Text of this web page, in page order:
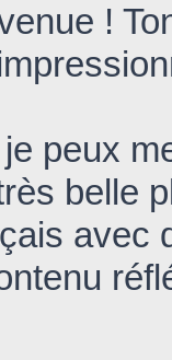
!
peux
belle
avec